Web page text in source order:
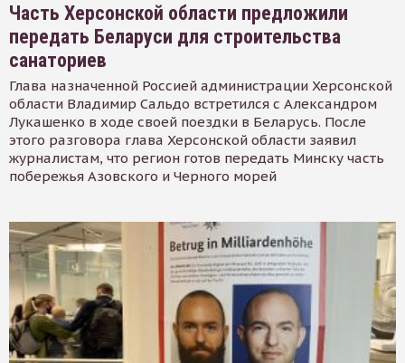
Часть Херсонской области предложили
передать Беларуси для строительства
санаториев
Глава назначенной Россией администрации Херсонской
области Владимир Сальдо встретился с Александром
Лукашенко в ходе своей поездки в Беларусь. После
этого разговора глава Херсонской области заявил
журналистам, что регион готов передать Минску часть
побережья Азовского и Черного морей